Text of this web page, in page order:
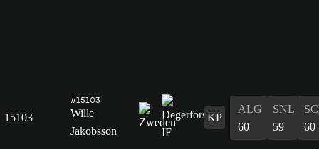
15103
#15103
Wille
Jakobsson
KP
ALG
60
SNL
59
60